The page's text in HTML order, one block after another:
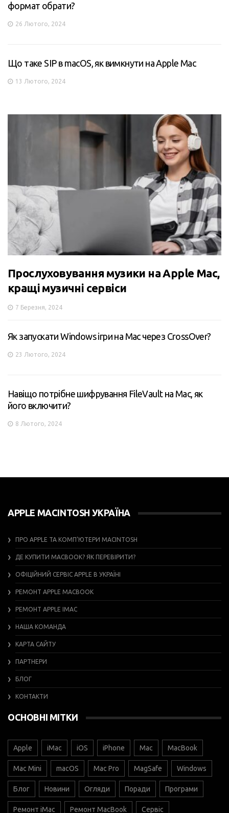
формат обрати?
26 Лютого, 2024
Що таке SIP в macOS, як вимкнути на Apple Mac
13 Лютого, 2024
Прослуховування музики на Apple Mac,
кращі музичні сервіси
7 Березня, 2024
Як запускати Windows ігри на Mac через CrossOver?
23 Лютого, 2024
Навіщо потрібне шифрування FileVault на Mac, як
його включити?
8 Лютого, 2024
APPLE MACINTOSH УКРАЇНА
ПРО APPLE ТА КОМП’ЮТЕРИ MACINTOSH
ДЕ КУПИТИ MACBOOK? ЯК ПЕРЕВІРИТИ?
ОФІЦІЙНИЙ СЕРВІС APPLE В УКРАЇНІ
РЕМОНТ APPLE MACBOOK
РЕМОНТ APPLE IMAC
НАША КОМАНДА
КАРТА САЙТУ
ПАРТНЕРИ
БЛОГ
КОНТАКТИ
ОСНОВНІ МІТКИ
Apple iMac iOS iPhone Mac MacBook
Mac Mini macOS Mac Pro MagSafe Windows
Блог Новини Огляди Поради Програми
Ремонт iMac Ремонт MacBook Сервіс